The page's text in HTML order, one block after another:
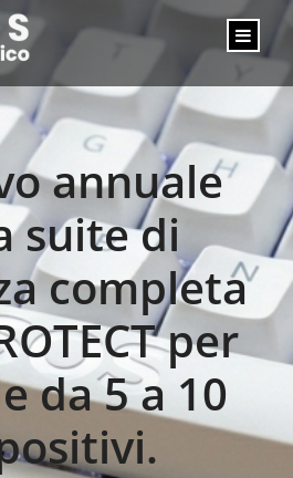
annuale
suite di
completa
per
da 5 a 10